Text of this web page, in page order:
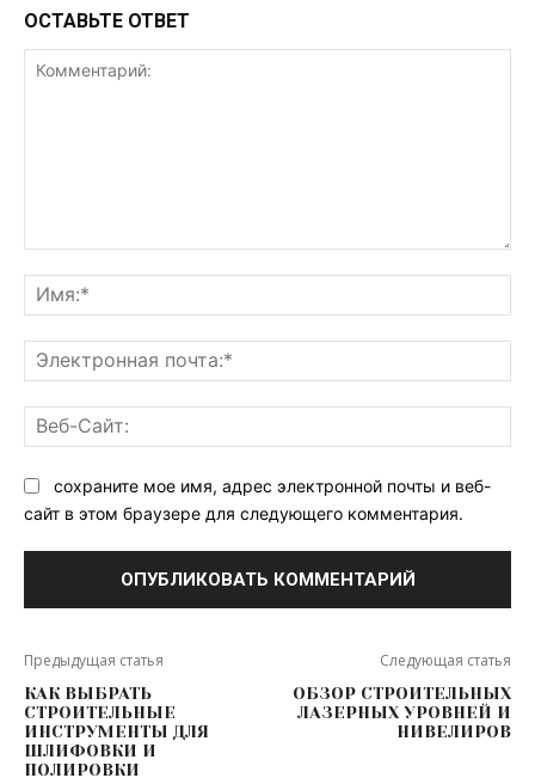
ОСТАВЬТЕ ОТВЕТ
сохраните мое имя, адрес электронной почты и веб-
сайт в этом браузере для следующего комментария.
Предыдущая статья
КАК ВЫБРАТЬ
СТРОИТЕЛЬНЫЕ
ИНСТРУМЕНТЫ ДЛЯ
ШЛИФОВКИ И
ПОЛИРОВКИ
Следующая статья
ОБЗОР СТРОИТЕЛЬНЫХ
ЛАЗЕРНЫХ УРОВНЕЙ И
НИВЕЛИРОВ